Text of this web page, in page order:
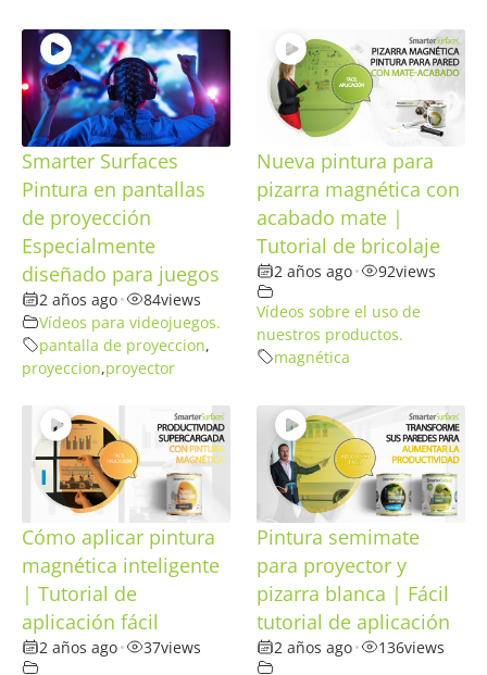
Smarter Surfaces
Pintura en pantallas
de proyección
Especialmente
diseñado para juegos
2 años ago• 84views
Vídeos para videojuegos.
pantalla de proyeccion,
proyeccion,proyector
Nueva pintura para
pizarra magnética con
acabado mate |
Tutorial de bricolaje
2 años ago• 92views
Vídeos sobre el uso de
nuestros productos.
magnética
Cómo aplicar pintura
magnética inteligente
| Tutorial de
aplicación fácil
2 años ago• 37views
Pintura semimate
para proyector y
pizarra blanca | Fácil
tutorial de aplicación
2 años ago• 136views